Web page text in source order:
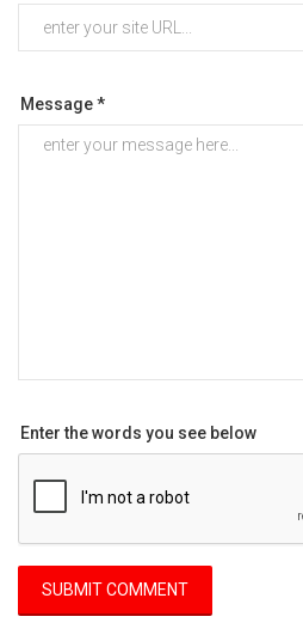
Message *
Enter the words you see below